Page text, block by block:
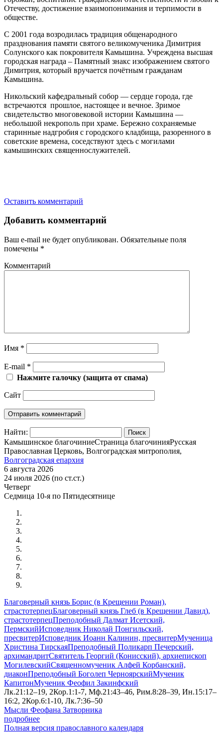
Отечеству, достижение взаимопонимания и терпимости в
обществе.
С 2001 года возродилась традиция общенародного
празднования памяти святого великомученика Димитрия
Солунского как покровителя Камышина. Учреждена высшая
городская награда – Памятный знакс изображением святого
Димитрия, который вручается почётным гражданам
Камышина.
Никольский кафедральный собор — сердце города, где
встречаются прошлое, настоящее и вечное. Зримое
свидетельство многовековой истории Камышина —
небольшой некрополь при храме. Бережно сохраняемые
старинные надгробия с городского кладбища, разоренного в
советские времена, соседствуют здесь с могилами
камышинских священнослужителей.
Оставить комментарий
Добавить комментарий
Ваш e-mail не будет опубликован. Обязательные поля
помечены *
Комментарий
Имя *
E-mail *
Нажмите галочку (защита от спама)
Сайт
Найти:
Камышинское благочиниеСтраница благочинияРусская
Православная Церковь, Волгоградская митрополия,
Волгоградская епархия
6 августа 2026
24 июля 2026 (по ст.ст.)
Четверг
Седмица 10-я по Пятидесятнице
Благоверный князь Борис (в Крещении Роман),
страстотерпецБлаговерный князь Глеб (в Крещении Давид),
страстотерпецПреподобный Далмат Исетский,
ПермскийИсповедник Николай Понгильский,
пресвитерИсповедник Иоанн Калинин, пресвитерМученица
Христина ТирскаяПреподобный Поликарп Печерский,
архимандритСвятитель Георгий (Конисский), архиепископ
МогилевскийСвященномученик Алфей Корбанский,
диаконПреподобный Боголеп ЧерноярскийМученик
КапитонМученик Феофил Закинфский
Лк.21:12–19, 2Кор.1:1-7, Мф.21:43–46, Рим.8:28–39, Ин.15:17–
16:2, 2Кор.6:1-10, Лк.7:36–50
Мысли Феофана Затворника
подробнее
Полная версия православного календаря